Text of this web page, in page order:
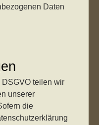
Daten
DSGVO teilen wir
unserer
die